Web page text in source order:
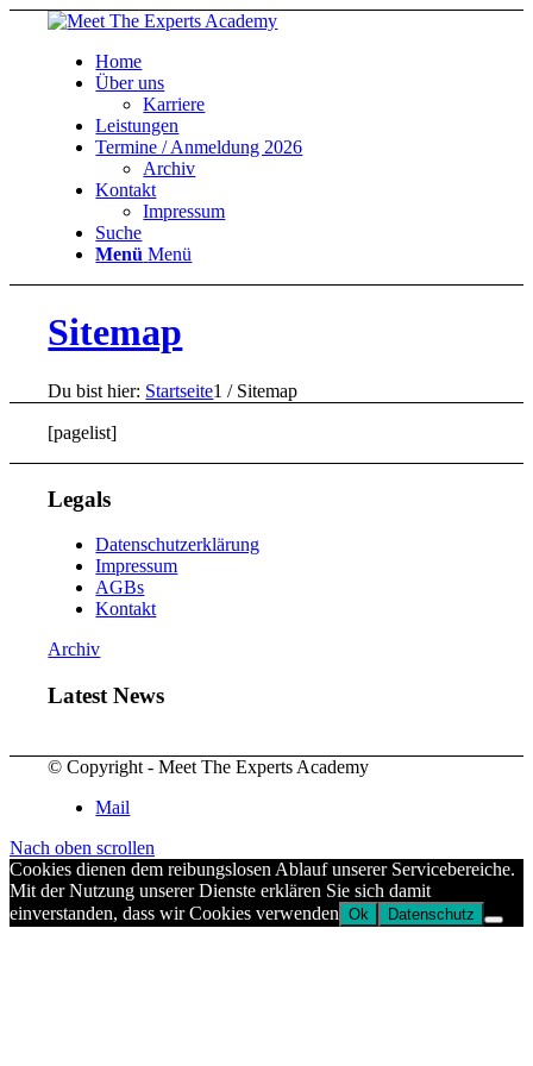
Home
Über uns
Karriere
Leistungen
Termine / Anmeldung 2026
Archiv
Kontakt
Impressum
Suche
Menü Menü
Sitemap
Du bist hier: Startseite1 / Sitemap
[pagelist]
Legals
Datenschutzerklärung
Impressum
AGBs
Kontakt
Archiv
Latest News
© Copyright - Meet The Experts Academy
Mail
Nach oben scrollen
Cookies dienen dem reibungslosen Ablauf unserer Servicebereiche.
Mit der Nutzung unserer Dienste erklären Sie sich damit
einverstanden, dass wir Cookies verwenden Ok Datenschutz